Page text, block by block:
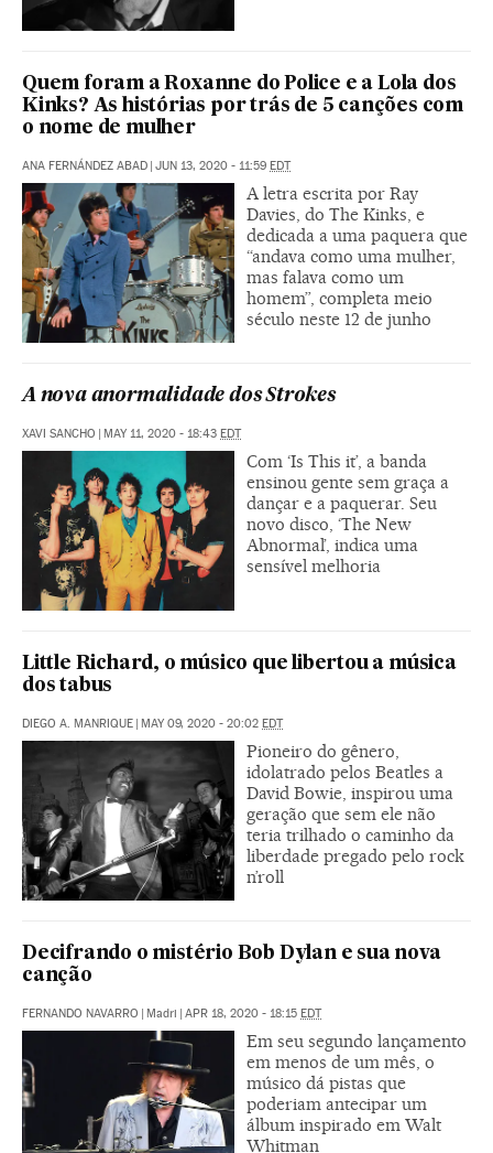
Quem foram a Roxanne do Police e a Lola dos
Kinks? As histórias por trás de 5 canções com
o nome de mulher
ANA FERNÁNDEZ ABAD | JUN 13, 2020 - 11:59 EDT
A letra escrita por Ray
Davies, do The Kinks, e
dedicada a uma paquera que
“andava como uma mulher,
mas falava como um
homem”, completa meio
século neste 12 de junho
A nova anormalidade dos Strokes
XAVI SANCHO | MAY 11, 2020 - 18:43 EDT
Com ‘Is This it’, a banda
ensinou gente sem graça a
dançar e a paquerar. Seu
novo disco, ‘The New
Abnormal’, indica uma
sensível melhoria
Little Richard, o músico que libertou a música
dos tabus
DIEGO A. MANRIQUE | MAY 09, 2020 - 20:02 EDT
Pioneiro do gênero,
idolatrado pelos Beatles a
David Bowie, inspirou uma
geração que sem ele não
teria trilhado o caminho da
liberdade pregado pelo rock
n’roll
Decifrando o mistério Bob Dylan e sua nova
canção
FERNANDO NAVARRO | Madri | APR 18, 2020 - 18:15 EDT
Em seu segundo lançamento
em menos de um mês, o
músico dá pistas que
poderiam antecipar um
álbum inspirado em Walt
Whitman